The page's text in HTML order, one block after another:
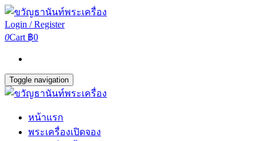
Login / Register
0Cart ฿0
Toggle navigation
หน้าแรก
พระเครื่องเปิดจอง